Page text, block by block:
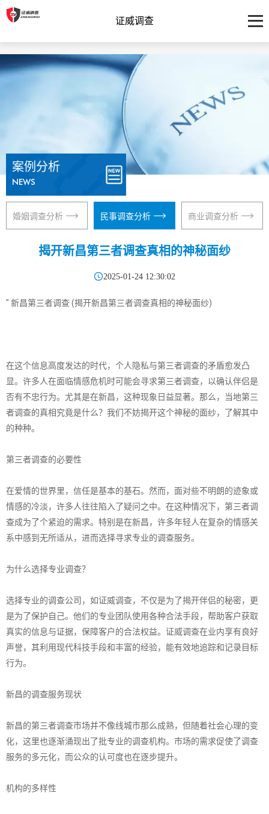
证威调查
案例分析
NEWS
婚姻调查分析 民事调查分析 商业调查分析
揭开新昌第三者调查真相的神秘面纱
2025-01-24 12:30:02
" 新昌第三者调查 (揭开新昌第三者调查真相的神秘面纱)
在这个信息高度发达的时代，个人隐私与第三者调查的矛盾愈发凸
显。许多人在面临情感危机时可能会寻求第三者调查，以确认伴侣是
否有不忠行为。尤其是在新昌，这种现象日益显著。那么，当地第三
者调查的真相究竟是什么？我们不妨揭开这个神秘的面纱，了解其中
的种种。
第三者调查的必要性
在爱情的世界里，信任是基本的基石。然而，面对些不明朗的迹象或
情感的冷淡，许多人往往陷入了疑问之中。在这种情况下，第三者调
查成为了个紧迫的需求。特别是在新昌，许多年轻人在复杂的情感关
系中感到无所适从，进而选择寻求专业的调查服务。
为什么选择专业调查？
选择专业的调查公司，如证威调查，不仅是为了揭开伴侣的秘密，更
是为了保护自己。他们的专业团队使用各种合法手段，帮助客户获取
真实的信息与证据，保障客户的合法权益。证威调查在业内享有良好
声誉，其利用现代科技手段和丰富的经验，能有效地追踪和记录目标
行为。
新昌的调查服务现状
新昌的第三者调查市场并不像线城市那么成熟，但随着社会心理的变
化，这里也逐渐涌现出了批专业的调查机构。市场的需求促使了调查
服务的多元化，而公众的认可度也在逐步提升。
机构的多样性